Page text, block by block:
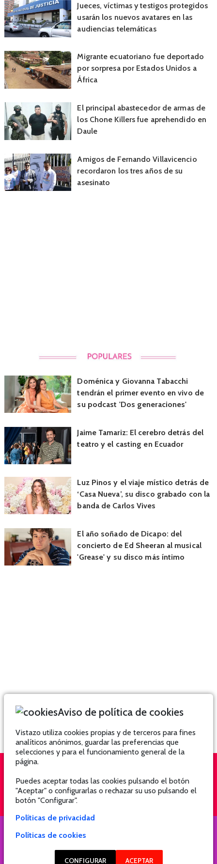
Jueces, víctimas y testigos protegidos
usarán los nuevos avatares en las
audiencias telemáticas
Migrante ecuatoriano fue deportado
por sorpresa por Estados Unidos a
África
El principal abastecedor de armas de
los Chone Killers fue aprehendido en
Daule
Amigos de Fernando Villavicencio
recordaron los tres años de su
asesinato
Doménica y Giovanna Tabacchi
tendrán el primer evento en vivo de
su podcast 'Dos generaciones'
Jaime Tamariz: El cerebro detrás del
teatro y el casting en Ecuador
Luz Pinos y el viaje místico detrás de
‘Casa Nueva’, su disco grabado con la
banda de Carlos Vives
El año soñado de Dicapo: del
concierto de Ed Sheeran al musical
'Grease' y su disco más íntimo
QUIÉNES SOMOS
Aviso de política de cookies
Vistazo utiliza cookies propias y de terceros para fines
analíticos anónimos, guardar las preferencias que
selecciones y para el funcionamiento general de la
página.
Puedes aceptar todas las cookies pulsando el botón
"Aceptar" o configurarlas o rechazar su uso pulsando el
botón "Configurar".
Políticas de privacidad
Políticas de cookies
CONFIGURAR ACEPTAR